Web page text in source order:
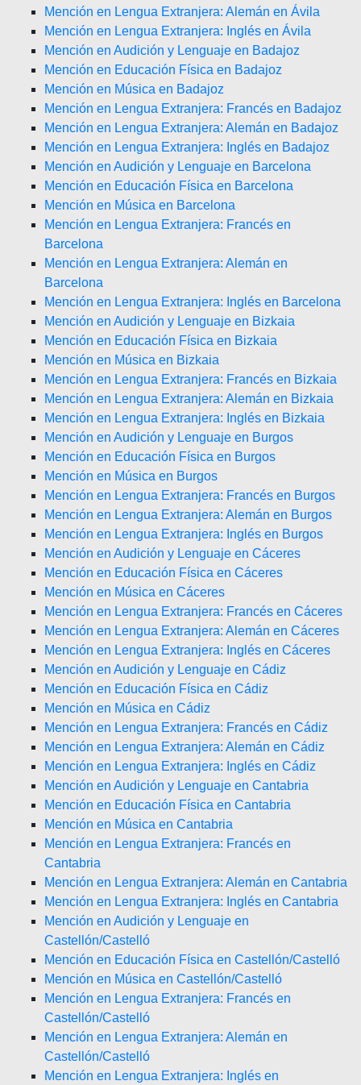
Mención en Lengua Extranjera: Alemán en Ávila
Mención en Lengua Extranjera: Inglés en Ávila
Mención en Audición y Lenguaje en Badajoz
Mención en Educación Física en Badajoz
Mención en Música en Badajoz
Mención en Lengua Extranjera: Francés en Badajoz
Mención en Lengua Extranjera: Alemán en Badajoz
Mención en Lengua Extranjera: Inglés en Badajoz
Mención en Audición y Lenguaje en Barcelona
Mención en Educación Física en Barcelona
Mención en Música en Barcelona
Mención en Lengua Extranjera: Francés en
Barcelona
Mención en Lengua Extranjera: Alemán en
Barcelona
Mención en Lengua Extranjera: Inglés en Barcelona
Mención en Audición y Lenguaje en Bizkaia
Mención en Educación Física en Bizkaia
Mención en Música en Bizkaia
Mención en Lengua Extranjera: Francés en Bizkaia
Mención en Lengua Extranjera: Alemán en Bizkaia
Mención en Lengua Extranjera: Inglés en Bizkaia
Mención en Audición y Lenguaje en Burgos
Mención en Educación Física en Burgos
Mención en Música en Burgos
Mención en Lengua Extranjera: Francés en Burgos
Mención en Lengua Extranjera: Alemán en Burgos
Mención en Lengua Extranjera: Inglés en Burgos
Mención en Audición y Lenguaje en Cáceres
Mención en Educación Física en Cáceres
Mención en Música en Cáceres
Mención en Lengua Extranjera: Francés en Cáceres
Mención en Lengua Extranjera: Alemán en Cáceres
Mención en Lengua Extranjera: Inglés en Cáceres
Mención en Audición y Lenguaje en Cádiz
Mención en Educación Física en Cádiz
Mención en Música en Cádiz
Mención en Lengua Extranjera: Francés en Cádiz
Mención en Lengua Extranjera: Alemán en Cádiz
Mención en Lengua Extranjera: Inglés en Cádiz
Mención en Audición y Lenguaje en Cantabria
Mención en Educación Física en Cantabria
Mención en Música en Cantabria
Mención en Lengua Extranjera: Francés en
Cantabria
Mención en Lengua Extranjera: Alemán en Cantabria
Mención en Lengua Extranjera: Inglés en Cantabria
Mención en Audición y Lenguaje en
Castellón/Castelló
Mención en Educación Física en Castellón/Castelló
Mención en Música en Castellón/Castelló
Mención en Lengua Extranjera: Francés en
Castellón/Castelló
Mención en Lengua Extranjera: Alemán en
Castellón/Castelló
Mención en Lengua Extranjera: Inglés en